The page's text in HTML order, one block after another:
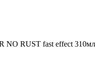
NO RUST fast effect 310мл